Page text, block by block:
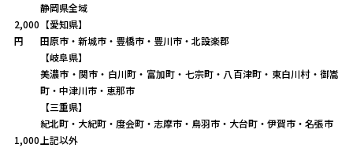
静岡県全域
2,000
円
【愛知県】
田原市・新城市・豊橋市・豊川市・北設楽郡
【岐阜県】
美濃市・関市・白川町・富加町・七宗町・八百津町・東白川村・御嵩
町・中津川市・恵那市
【三重県】
紀北町・大紀町・度会町・志摩市・鳥羽市・大台町・伊賀市・名張市
1,000 上記以外